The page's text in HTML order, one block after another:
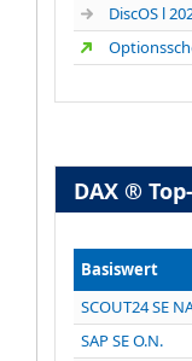
DiscOS l
DAX ®
Basiswert
SCOUT24 SE
SAP SE O.N.